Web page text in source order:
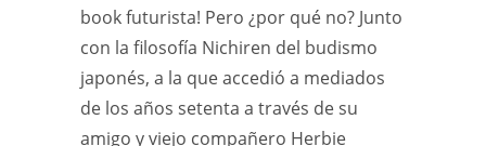
book futurista! Pero ¿por qué no? Junto
con la filosofía Nichiren del budismo
japonés, a la que accedió a mediados
de los años setenta a través de su
amigo y viejo compañero Herbie